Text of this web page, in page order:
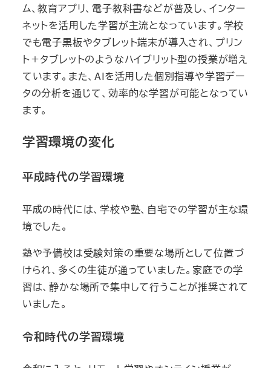
ム、教育アプリ、電子教科書などが普及し、インター
ネットを活用した学習が主流となっています。学校
でも電子黒板やタブレット端末が導入され、プリン
ト＋タブレットのようなハイブリット型の授業が増え
ています。また、AIを活用した個別指導や学習デー
タの分析を通じて、効率的な学習が可能となってい
ます。
学習環境の変化
平成時代の学習環境
平成の時代には、学校や塾、自宅での学習が主な環
境でした。
塾や予備校は受験対策の重要な場所として位置づ
けられ、多くの生徒が通っていました。家庭での学
習は、静かな場所で集中して行うことが推奨されて
いました。
令和時代の学習環境